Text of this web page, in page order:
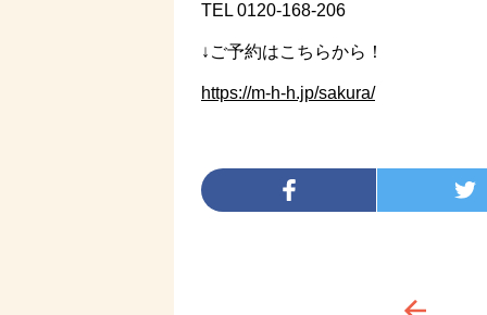
TEL 0120-168-206
↓ご予約はこちらから！
https://m-h-h.jp/sakura/